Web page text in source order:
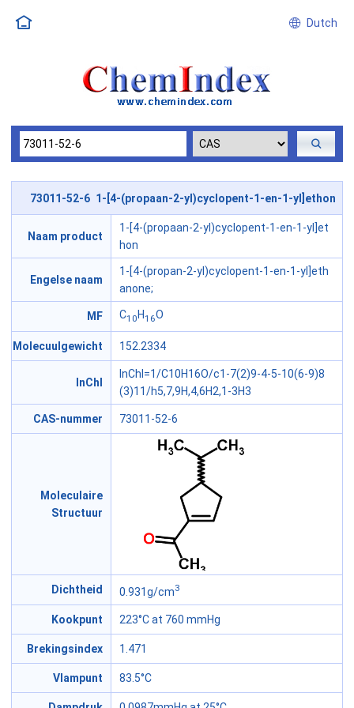
Dutch
73011-52-6 1-[4-(propaan-2-yl)cyclopent-1-en-1-yl]ethon
Naam product
1-[4-(propaan-2-yl)cyclopent-1-en-1-yl]et
hon
Engelse naam
1-[4-(propan-2-yl)cyclopent-1-en-1-yl]eth
anone;
MF C10 H16O
Molecuulgewicht 152.2334
InChI
InChI=1/C10H16O/c1-7(2)9-4-5-10(6-9)8
(3)11/h5,7,9H,4,6H2,1-3H3
CAS-nummer 73011-52-6
Moleculaire
Structuur
Dichtheid 0.931g/cm3
Kookpunt 223°C at 760 mmHg
Brekingsindex 1.471
Vlampunt 83.5°C